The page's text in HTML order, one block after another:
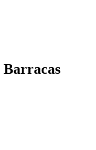
Barracas